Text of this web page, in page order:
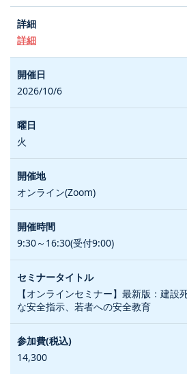
詳細
2026/10/6
火
オンライン(Zoom)
9:30～16:30(受付9:00)
【オンラインセミナー】最新版：建設
な安全指示、若者への安全教育
14,300